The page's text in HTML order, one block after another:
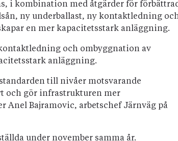
i kombination med åtgärder för
ny underballast, ny kontaktledning
en mer kapacitetsstark anläggning.
och ombyggnation av
anläggning.
till nivåer motsvarande
och gör infrastrukturen mer
Anel Bajramovic, arbetschef Järnväg på
under november samma år.